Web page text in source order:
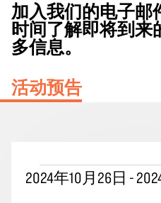
加入我们的电子邮
时间了解即将到来
多信息。
活动预告
活
2024年10月26日 -